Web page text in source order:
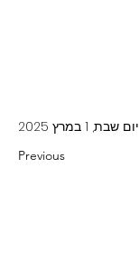
יום שבת, 1 במרץ 2025
Previous